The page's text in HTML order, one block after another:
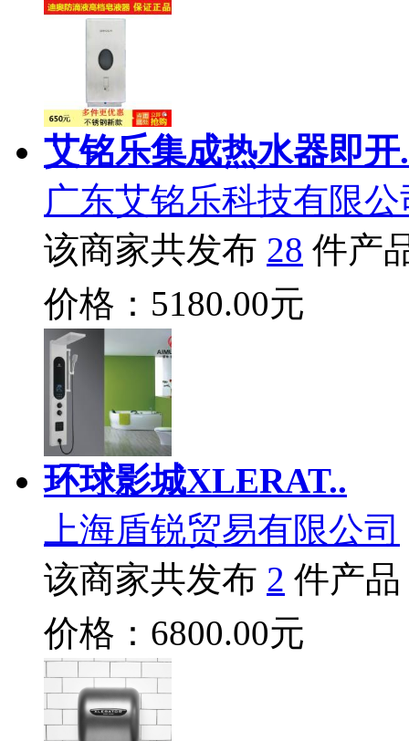
艾铭乐集成热水器即开
广东艾铭乐科技有限公
该商家共发布 28 件产
价格：5180.00元
环球影城XLERAT..
上海盾锐贸易有限公司
该商家共发布 2 件产品
价格：6800.00元